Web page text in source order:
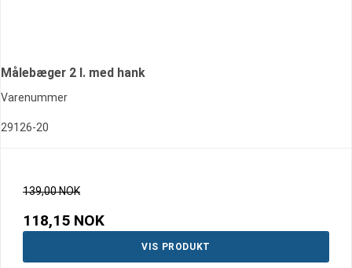
Målebæger 2 l. med hank
Varenummer
29126-20
139,00 NOK
118,15 NOK
VIS PRODUKT